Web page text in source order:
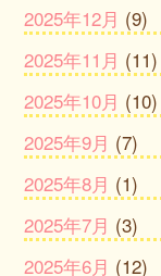
2025年12月 (9)
2025年11月 (11)
2025年10月 (10)
2025年9月 (7)
2025年8月 (1)
2025年7月 (3)
2025年6月 (12)